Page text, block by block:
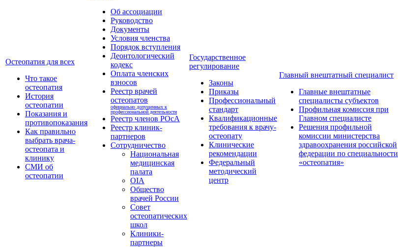
Остеопатия для всех
Что такое
остеопатия
История
остеопатии
Показания и
противопоказания
Как правильно
выбрать врача-
остеопата и
клинику
СМИ об
остеопатии
Об ассоциации
Руководство
Документы
Условия членства
Порядок вступления
Деонтологический
кодекс
Оплата членских
взносов
Реестр врачей
остеопатов
официально допущенных к
профессиональной деятельности
Реестр членов РОсА
Реестр клиник-
партнеров
Сотрудничество
Национальная
медицинская
палата
OIA
Общество
врачей России
Совет
остеопатических
школ
Клиники-
партнеры
Государственное
регулирование
Законы
Приказы
Профессиональный
стандарт
Квалификационные
требования к врачу-
остеопату
Клинические
рекомендации
Федеральный
методический
центр
Главный внештатный специалист
Главные внештатные
специалисты субъектов
Профильная комиссия при
Главном специалисте
Решения профильной
комиссии министерства
здравоохранения российской
федерации по специальности
«остеопатия»